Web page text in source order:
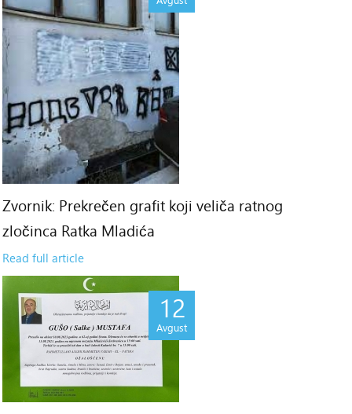
Zvornik: Prekrečen grafit koji veliča ratnog
zločinca Ratka Mladića
Read full article
12
Avgust